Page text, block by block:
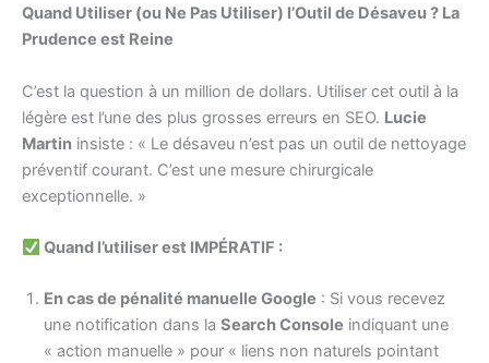
Quand Utiliser (ou Ne Pas Utiliser) l’Outil de Désaveu ? La
Prudence est Reine
C’est la question à un million de dollars. Utiliser cet outil à la
légère est l’une des plus grosses erreurs en SEO. Lucie
Martin insiste : « Le désaveu n’est pas un outil de nettoyage
préventif courant. C’est une mesure chirurgicale
exceptionnelle. »
Quand l’utiliser est IMPÉRATIF :
En cas de pénalité manuelle Google : Si vous recevez
une notification dans la Search Console indiquant une
« action manuelle » pour « liens non naturels pointant